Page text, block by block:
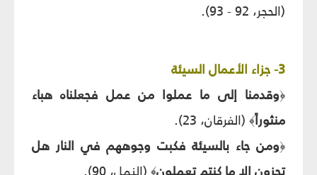
(الحجر، 92 - 93).
3- جزاء الأعمال السيئة
﴿وقدمنا إلى ما عملوا من عمل فجعلناه هباء
منثوراً﴾ (الفرقان، 23).
﴿ومن جاء بالسيئة فكبت وجوههم في النار هل
﴾